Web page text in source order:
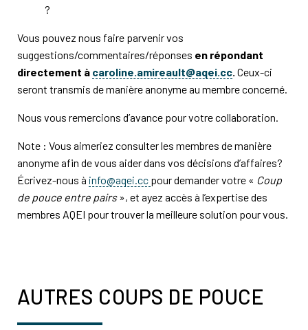
?
Vous pouvez nous faire parvenir vos
suggestions/commentaires/réponses en répondant
directement à caroline.amireault@aqei.cc. Ceux-ci
seront transmis de manière anonyme au membre concerné.
Nous vous remercions d’avance pour votre collaboration.
Note : Vous aimeriez consulter les membres de manière
anonyme afin de vous aider dans vos décisions d’affaires?
Écrivez-nous à info@aqei.cc pour demander votre « Coup
de pouce entre pairs», et ayez accès à l’expertise des
membres AQEI pour trouver la meilleure solution pour vous.
AUTRES COUPS DE POUCE